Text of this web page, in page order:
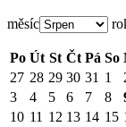
měsíc
Po Út St Čt Pá So
27 28 29 30 31 1
3
4 5 6 7 8
10 11 12 13 14 15